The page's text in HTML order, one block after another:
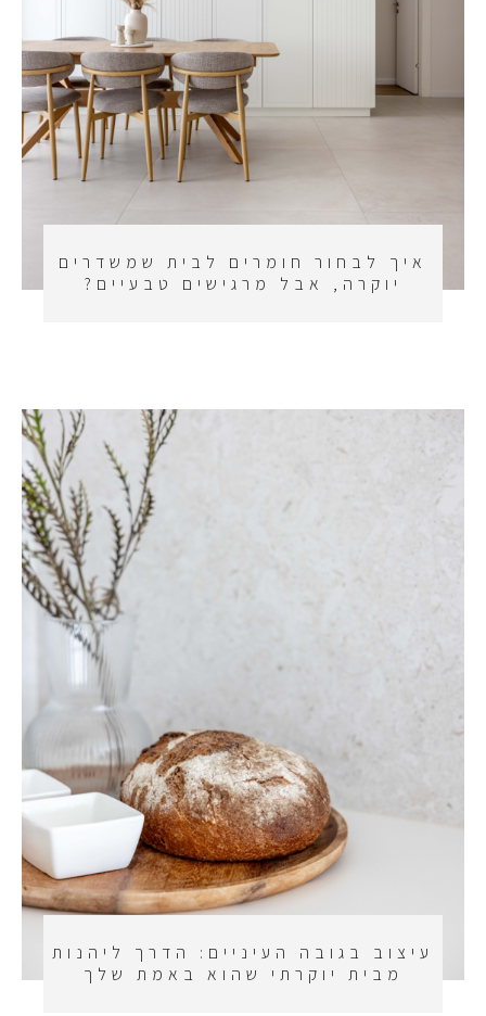
איך לבחור חומרים לבית שמשדרים
יוקרה, אבל מרגישים טבעיים?
עיצוב בגובה העיניים: הדרך ליהנות
מבית יוקרתי שהוא באמת שלך